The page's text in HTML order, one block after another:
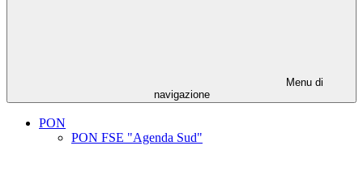
Menu di
navigazione
PON
PON FSE "Agenda Sud"